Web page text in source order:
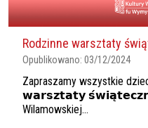
Rodzinne warsztaty
Opublikowano: 03/12/2024
Zapraszamy wszystkie
𝘄𝗮𝗿𝘀𝘇𝘁𝗮𝘁𝘆
Wilamowskiej...